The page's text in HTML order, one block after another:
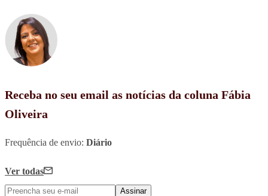
Receba no seu email as notícias da coluna Fábia
Oliveira
Frequência de envio: Diário
Ver todas
Assinar